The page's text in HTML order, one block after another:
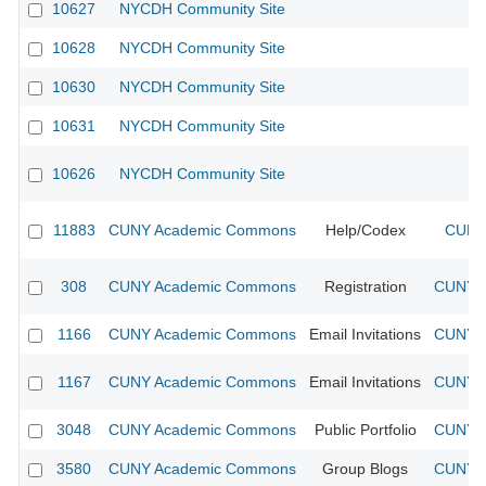
10627 NYCDH Community Site
10628 NYCDH Community Site
10630 NYCDH Community Site
10631 NYCDH Community Site
10626 NYCDH Community Site
11883 CUNY Academic Commons Help/Codex
308 CUNY Academic Commons Registration CUNY
1166 CUNY Academic Commons Email Invitations CUNY
1167 CUNY Academic Commons Email Invitations CUNY
3048 CUNY Academic Commons Public Portfolio CUNY
3580 CUNY Academic Commons Group Blogs CUNY